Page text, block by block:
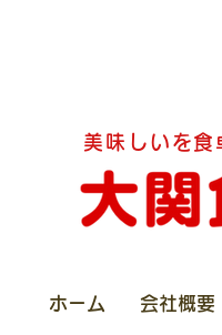
美味しいを食
ホーム 会社概要